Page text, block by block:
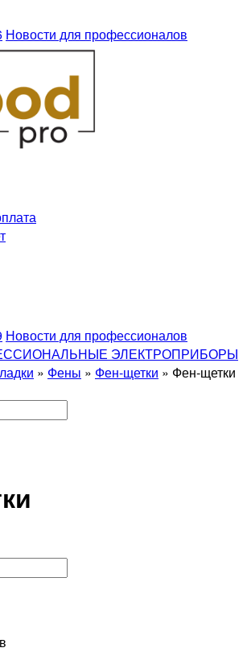
Новости для профессионалов
Новости для профессионалов
ЭЛЕКТРОПРИБОРЫ
» Фены » Фен-щетки » Фен-щетки